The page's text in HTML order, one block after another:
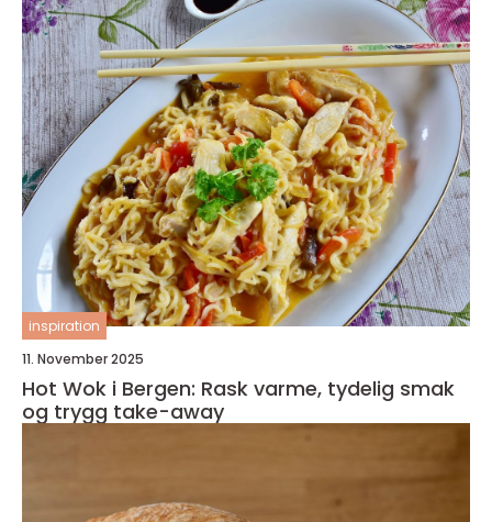
inspiration
11. November 2025
Hot Wok i Bergen: Rask varme, tydelig smak
og trygg take-away